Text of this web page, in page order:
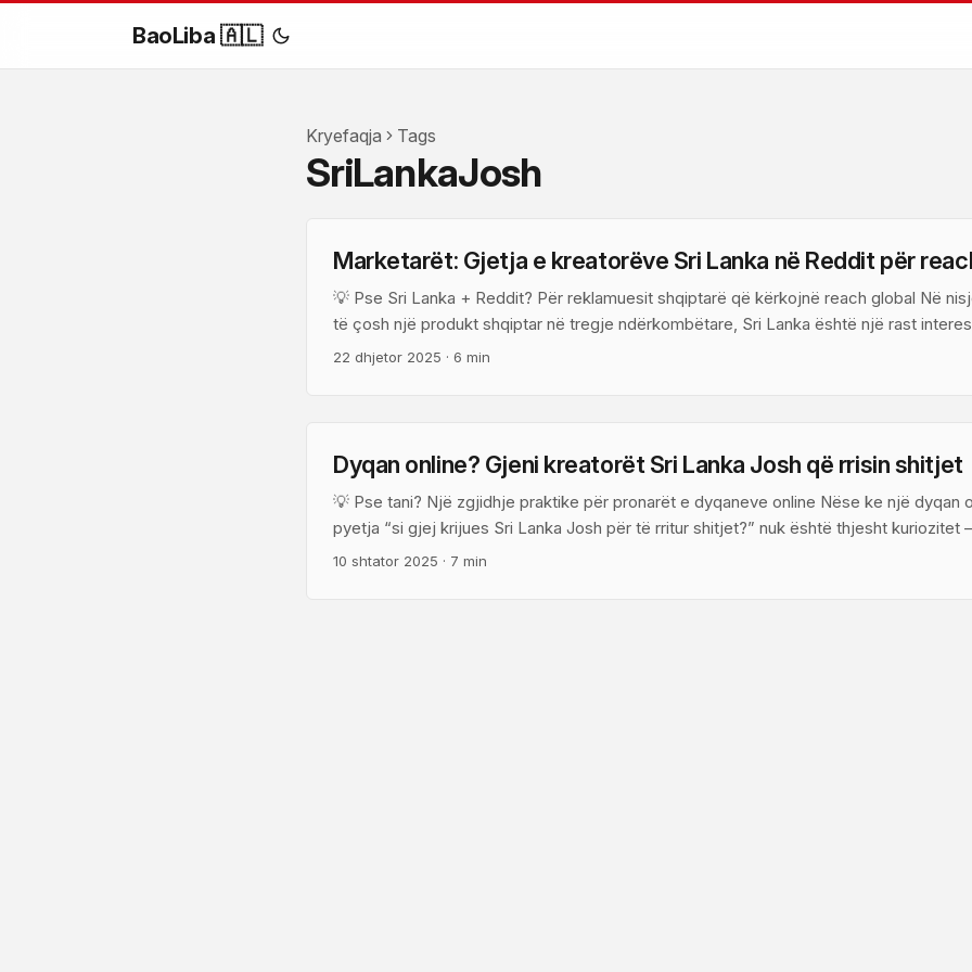
BaoLiba 🇦🇱
Kryefaqja Tags
SriLankaJosh
Marketarët: Gjetja e kreatorëve Sri Lanka në Reddit për
💡 Pse Sri Lanka + Reddit? Për reklamuesit shqiptarë që kërkojnë reach global Në
të çosh një produkt shqiptar në tregje ndërkombëtare, Sri Lanka është një rast
folëse, diaspora e Indisë/Juglindjes Aziatike që shpërndan kulturën, dhe komunitete
22 dhjetor 2025 · 6 min
Dyqan online? Gjeni kreatorët Sri Lanka Josh që rrisin shitjet
💡 Pse tani? Një zgjidhje praktike për pronarët e dyqaneve online Nëse ke një dyqan
pyetja “si gjej krijues Sri Lanka Josh për të rritur shitjet?” nuk është thjesht
Audiencat rajonale dhe produktet niš po kërkojnë zëra që flasin lokalisht dhe që dinë
10 shtator 2025 · 7 min